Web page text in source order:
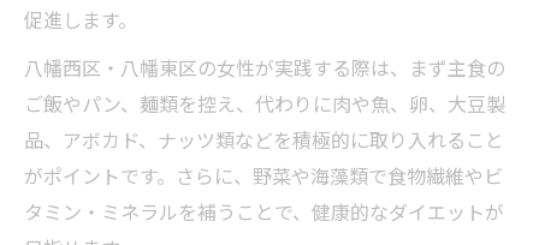
促進します。
八幡西区・八幡東区の女性が実践する際は、まず主食の
ご飯やパン、麺類を控え、代わりに肉や魚、卵、大豆製
品、アボカド、ナッツ類などを積極的に取り入れること
がポイントです。さらに、野菜や海藻類で食物繊維やビ
タミン・ミネラルを補うことで、健康的なダイエットが